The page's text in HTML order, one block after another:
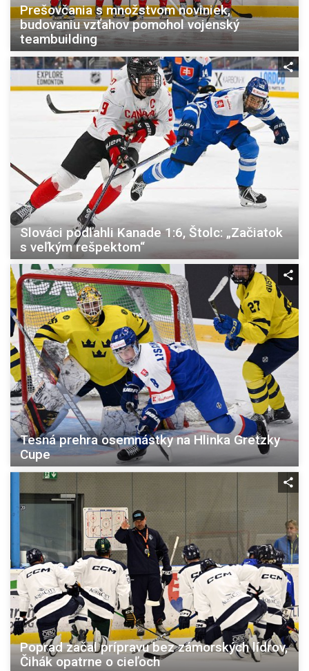
Prešovčania s množstvom noviniek,
budovaniu vzťahov pomohol vojenský
teambuilding
Slováci podľahli Kanade 1:6, Štolc: „Začiatok
s veľkým rešpektom“
Tesná prehra osemnástky na Hlinka Gretzky
Cupe
Poprad začal prípravu bez zámorských lídrov,
Čihák opatrne o cieľoch